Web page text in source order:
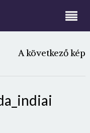
A következő kép